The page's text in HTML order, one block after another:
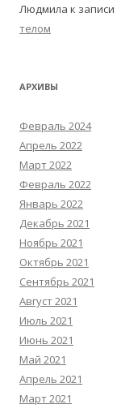
Людмила к записи
телом
АРХИВЫ
Февраль 2024
Апрель 2022
Март 2022
Февраль 2022
Январь 2022
Декабрь 2021
Ноябрь 2021
Октябрь 2021
Сентябрь 2021
Август 2021
Июль 2021
Июнь 2021
Май 2021
Апрель 2021
Март 2021